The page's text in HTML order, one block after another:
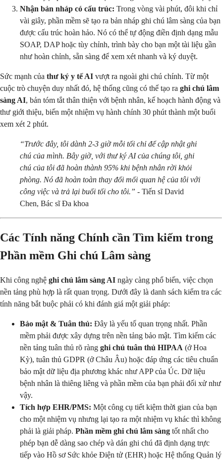
Nhận bản nháp có cấu trúc: Trong vòng vài phút, đôi khi chỉ
vài giây, phần mềm sẽ tạo ra bản nháp ghi chú lâm sàng của bạn
được cấu trúc hoàn hảo. Nó có thể tự động điền định dạng mẫu
SOAP, DAP hoặc tùy chỉnh, trình bày cho bạn một tài liệu gần
như hoàn chỉnh, sẵn sàng để xem xét nhanh và ký duyệt.
Sức mạnh của thư ký y tế AI vượt ra ngoài ghi chú chính. Từ một
cuộc trò chuyện duy nhất đó, hệ thống cũng có thể tạo ra ghi chú lâm
sàng AI, bản tóm tắt thân thiện với bệnh nhân, kế hoạch hành động và
thư giới thiệu, biến một nhiệm vụ hành chính 30 phút thành một buổi
xem xét 2 phút.
“Trước đây, tôi dành 2-3 giờ mỗi tối chỉ để cập nhật ghi
chú của mình. Bây giờ, với thư ký AI của chúng tôi, ghi
chú của tôi đã hoàn thành 95% khi bệnh nhân rời khỏi
phòng. Nó đã hoàn toàn thay đổi mối quan hệ của tôi với
công việc và trả lại buổi tối cho tôi.” - Tiến sĩ David
Chen, Bác sĩ Đa khoa
Các Tính năng Chính cần Tìm kiếm trong
Phần mềm Ghi chú Lâm sàng
Khi công nghệ ghi chú lâm sàng AI ngày càng phổ biến, việc chọn
nền tảng phù hợp là rất quan trọng. Dưới đây là danh sách kiểm tra các
tính năng bắt buộc phải có khi đánh giá một giải pháp:
Bảo mật & Tuân thủ: Đây là yếu tố quan trọng nhất. Phần
mềm phải được xây dựng trên nền tảng bảo mật. Tìm kiếm các
nền tảng tuân thủ rõ ràng ghi chú tuân thủ HIPAA (ở Hoa
Kỳ), tuân thủ GDPR (ở Châu Âu) hoặc đáp ứng các tiêu chuẩn
bảo mật dữ liệu địa phương khác như APP của Úc. Dữ liệu
bệnh nhân là thiêng liêng và phần mềm của bạn phải đối xử như
vậy.
Tích hợp EHR/PMS: Một công cụ tiết kiệm thời gian của bạn
cho một nhiệm vụ nhưng lại tạo ra một nhiệm vụ khác thì không
phải là giải pháp. Phần mềm ghi chú lâm sàng tốt nhất cho
phép bạn dễ dàng sao chép và dán ghi chú đã định dạng trực
tiếp vào Hồ sơ Sức khỏe Điện tử (EHR) hoặc Hệ thống Quản lý